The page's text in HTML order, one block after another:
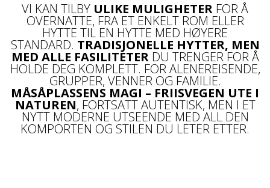
VI KAN TILBY ULIKE MULIGHETER FOR Å
OVERNATTE, FRA ET ENKELT ROM ELLER
HYTTE TIL EN HYTTE MED HØYERE
STANDARD. TRADISJONELLE HYTTER, MEN
MED ALLE FASILITETERDU TRENGER FOR Å
HOLDE DEG KOMPLETT. FOR ALENEREISENDE,
GRUPPER, VENNER OG FAMILIE.
MÅSÅPLASSENS MAGI – FRIISVEGEN UTE I
NATUREN, FORTSATT AUTENTISK, MEN I ET
NYTT MODERNE UTSEENDE MED ALL DEN
KOMPORTEN OG STILEN DU LETER ETTER.